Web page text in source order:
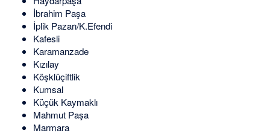
İbrahim Paşa
İplik Pazarı/K.Efendi
Kafesli
Karamanzade
Kızılay
Köşklüçiftlik
Kumsal
Küçük Kaymaklı
Mahmut Paşa
Marmara